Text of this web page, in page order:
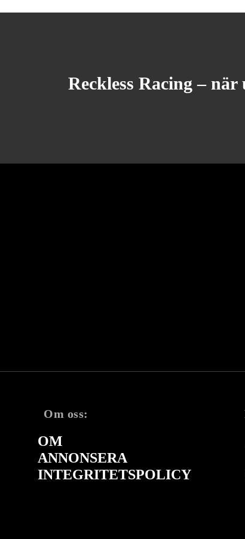
Reckless Racing –
Om oss:
OM
ANNONSERA
INTEGRITETSPOLICY